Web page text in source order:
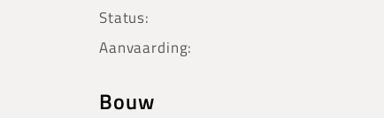
Status:
Aanvaarding:
Bouw